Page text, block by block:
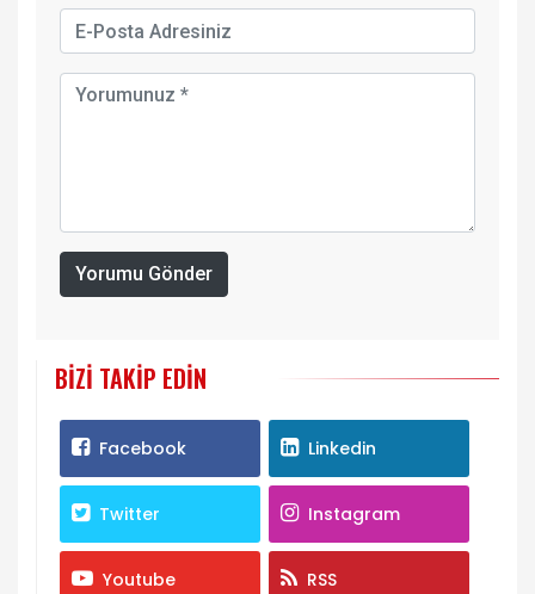
Yorumu Gönder
BIZI TAKIP EDIN
Facebook Linkedin
Twitter Instagram
Youtube RSS